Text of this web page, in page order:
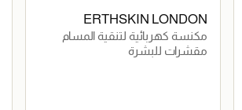
ERTHSKIN LONDON
مكنسة كهربائية لتنقية المسام
العميقة
مقشرات للبشرة